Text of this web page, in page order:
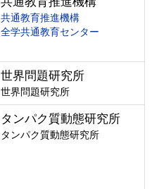
共通教育推進機構
全学共通教育センター
世界問題研究所
世界問題研究所
タンパク質動態研究所
タンパク質動態研究所